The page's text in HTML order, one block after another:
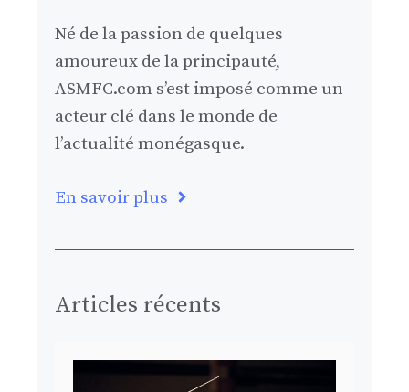
Né de la passion de quelques
amoureux de la principauté,
ASMFC.com s’est imposé comme un
acteur clé dans le monde de
l’actualité monégasque.
En savoir plus
Articles récents